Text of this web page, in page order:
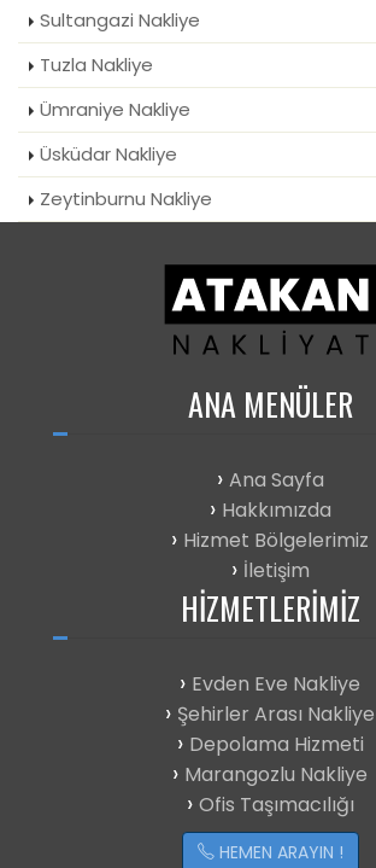
Sultangazi Nakliye
Tuzla Nakliye
Ümraniye Nakliye
Üsküdar Nakliye
Zeytinburnu Nakliye
ANA MENÜLER
Ana Sayfa
Hakkımızda
Hizmet Bölgelerimiz
İletişim
HIZMETLERIMIZ
Evden Eve Nakliye
Şehirler Arası Nakliye
Depolama Hizmeti
Marangozlu Nakliye
Ofis Taşımacılığı
HEMEN ARAYIN !